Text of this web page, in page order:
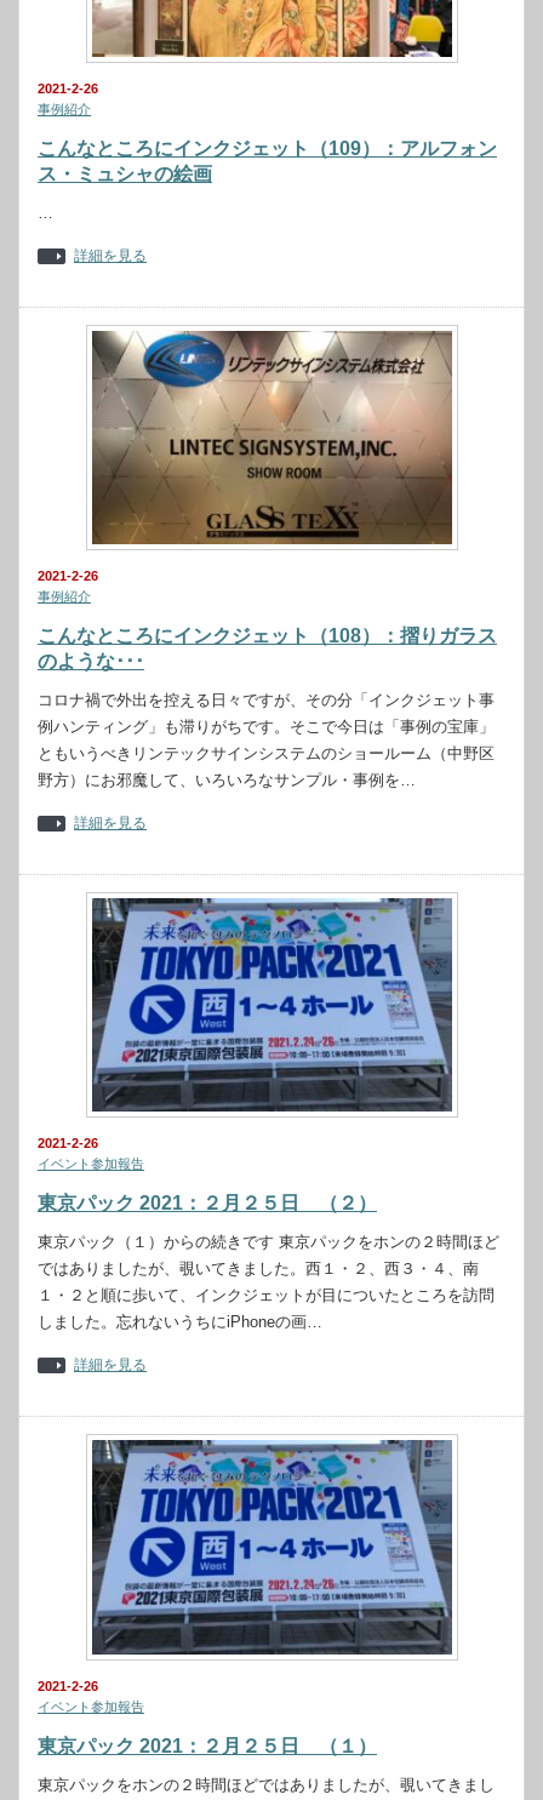
2021-2-26
事例紹介
こんなところにインクジェット（109）：アルフォン
ス・ミュシャの絵画
詳細を見る
2021-2-26
事例紹介
こんなところにインクジェット（108）：摺りガラス
のような･･･
コロナ禍で外出を控える日々ですが、その分「インクジェット事
例ハンティング」も滞りがちです。そこで今日は「事例の宝庫」
ともいうべきリンテックサインシステムのショールーム（中野区
野方）にお邪魔して、いろいろなサンプル・事例を…
詳細を見る
2021-2-26
イベント参加報告
東京パック 2021：２月２５日 （２）
東京パック（１）からの続きです 東京パックをホンの２時間ほど
ではありましたが、覗いてきました。西１・２、西３・４、南
１・２と順に歩いて、インクジェットが目についたところを訪問
しました。忘れないうちにiPhoneの画…
詳細を見る
2021-2-26
イベント参加報告
東京パック 2021：２月２５日 （１）
東京パックをホンの２時間ほどではありましたが、覗いてきまし